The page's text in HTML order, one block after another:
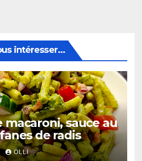
intéresser...
macaroni, sauce au
de radis
OLLI